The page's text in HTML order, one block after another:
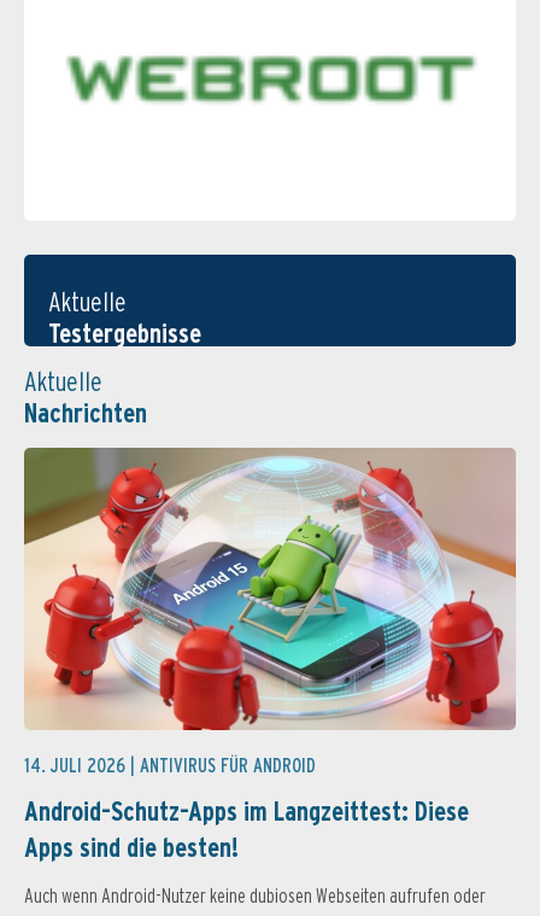
Aktuelle
Testergebnisse
Aktuelle
Nachrichten
14. JULI 2026 | ANTIVIRUS FÜR ANDROID
Android-Schutz-Apps im Langzeittest: Diese
Apps sind die besten!
Auch wenn Android-Nutzer keine dubiosen Webseiten aufrufen oder